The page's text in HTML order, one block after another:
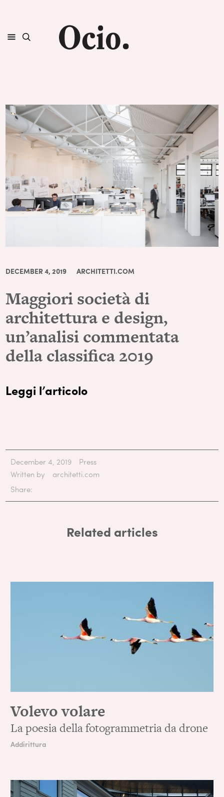
DECEMBER 4, 2019 ARCHITETTI.COM
Maggiori società di
architettura e design,
un’analisi commentata
della classifica 2019
Leggi l’articolo
December 4, 2019
Press
Written by
architetti.com
Share:
Related articles
Volevo volare
La poesia della fotogrammetria da drone
Addirittura